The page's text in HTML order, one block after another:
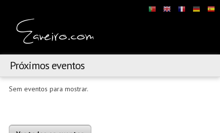
Próximos eventos
Sem eventos para mostrar.